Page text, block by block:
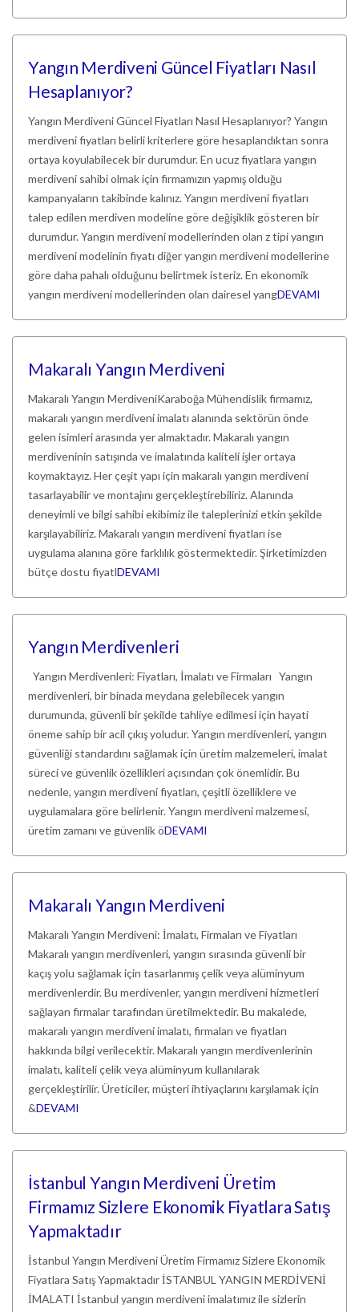
Yangın Merdiveni Güncel Fiyatları Nasıl
Hesaplanıyor?
Yangın Merdiveni Güncel Fiyatları Nasıl Hesaplanıyor? Yangın
merdiveni fiyatları belirli kriterlere göre hesaplandıktan sonra
ortaya koyulabilecek bir durumdur. En ucuz fiyatlara yangın
merdiveni sahibi olmak için firmamızın yapmış olduğu
kampanyaların takibinde kalınız. Yangın merdiveni fiyatları
talep edilen merdiven modeline göre değişiklik gösteren bir
durumdur. Yangın merdiveni modellerinden olan z tipi yangın
merdiveni modelinin fiyatı diğer yangın merdiveni modellerine
göre daha pahalı olduğunu belirtmek isteriz. En ekonomik
yangın merdiveni modellerinden olan dairesel yangDEVAMI
Makaralı Yangın Merdiveni
Makaralı Yangın MerdiveniKaraboğa Mühendislik firmamız,
makaralı yangın merdiveni imalatı alanında sektörün önde
gelen isimleri arasında yer almaktadır. Makaralı yangın
merdiveninin satışında ve imalatında kaliteli işler ortaya
koymaktayız. Her çeşit yapı için makaralı yangın merdiveni
tasarlayabilir ve montajını gerçekleştirebiliriz. Alanında
deneyimli ve bilgi sahibi ekibimiz ile taleplerinizi etkin şekilde
karşılayabiliriz. Makaralı yangın merdiveni fiyatları ise
uygulama alanına göre farklılık göstermektedir. Şirketimizden
bütçe dostu fiyatlDEVAMI
Yangın Merdivenleri
Yangın Merdivenleri: Fiyatları, İmalatı ve Firmaları Yangın
merdivenleri, bir binada meydana gelebilecek yangın
durumunda, güvenli bir şekilde tahliye edilmesi için hayati
öneme sahip bir acil çıkış yoludur. Yangın merdivenleri, yangın
güvenliği standardını sağlamak için üretim malzemeleri, imalat
süreci ve güvenlik özellikleri açısından çok önemlidir. Bu
nedenle, yangın merdiveni fiyatları, çeşitli özelliklere ve
uygulamalara göre belirlenir. Yangın merdiveni malzemesi,
üretim zamanı ve güvenlik öDEVAMI
Makaralı Yangın Merdiveni
Makaralı Yangın Merdiveni: İmalatı, Firmaları ve Fiyatları
Makaralı yangın merdivenleri, yangın sırasında güvenli bir
kaçış yolu sağlamak için tasarlanmış çelik veya alüminyum
merdivenlerdir. Bu merdivenler, yangın merdiveni hizmetleri
sağlayan firmalar tarafından üretilmektedir. Bu makalede,
makaralı yangın merdiveni imalatı, firmaları ve fiyatları
hakkında bilgi verilecektir. Makaralı yangın merdivenlerinin
imalatı, kaliteli çelik veya alüminyum kullanılarak
gerçekleştirilir. Üreticiler, müşteri ihtiyaçlarını karşılamak için
&DEVAMI
İstanbul Yangın Merdiveni Üretim
Firmamız Sizlere Ekonomik Fiyatlara Satış
Yapmaktadır
İstanbul Yangın Merdiveni Üretim Firmamız Sizlere Ekonomik
Fiyatlara Satış Yapmaktadır İSTANBUL YANGIN MERDİVENİ
İMALATI İstanbul yangın merdiveni imalatımız ile sizlerin